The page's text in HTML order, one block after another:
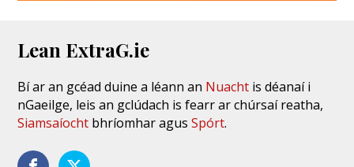
Lean ExtraG.ie
Bí ar an gcéad duine a léann an Nuacht is déanaí i
nGaeilge, leis an gclúdach is fearr ar chúrsaí reatha,
Siamsaíocht bhríomhar agusSpórt.